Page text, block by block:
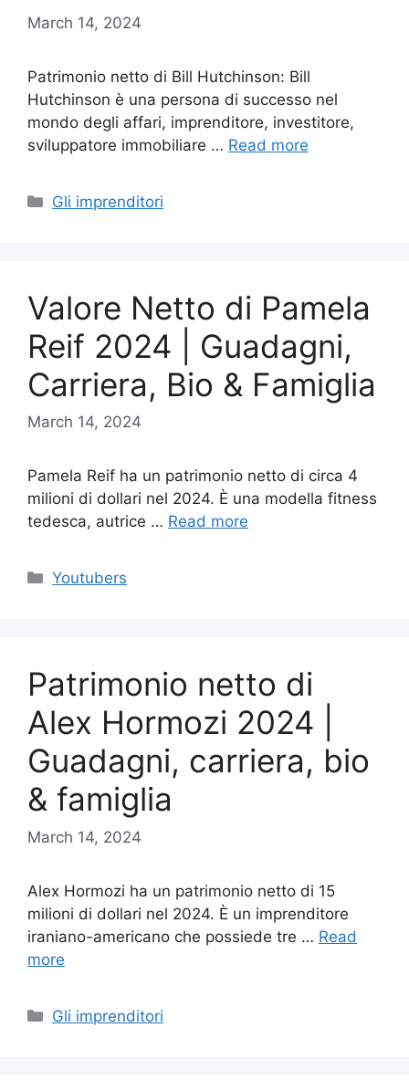
March 14, 2024
Patrimonio netto di Bill Hutchinson: Bill
Hutchinson è una persona di successo nel
mondo degli affari, imprenditore, investitore,
sviluppatore immobiliare … Read more
Categories
Gli imprenditori
Valore Netto di Pamela
Reif 2024 | Guadagni,
Carriera, Bio & Famiglia
March 14, 2024
Pamela Reif ha un patrimonio netto di circa 4
milioni di dollari nel 2024. È una modella fitness
tedesca, autrice … Read more
Categories
Youtubers
Patrimonio netto di
Alex Hormozi 2024 |
Guadagni, carriera, bio
& famiglia
March 14, 2024
Alex Hormozi ha un patrimonio netto di 15
milioni di dollari nel 2024. È un imprenditore
iraniano-americano che possiede tre … Read
more
Categories
Gli imprenditori